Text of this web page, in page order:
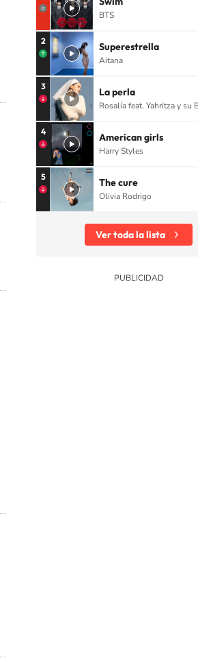
BTS
2 Superestrella
Aitana
3 La perla
Rosalía feat. Yahritza y su
4 American girls
Harry Styles
5 The cure
Olivia Rodrigo
Ver toda la lista